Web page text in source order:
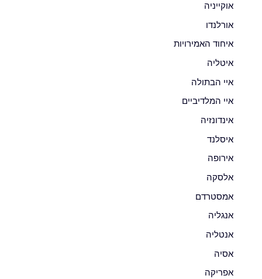
אוקייניה
אורלנדו
איחוד האמירויות
איטליה
איי הבתולה
איי המלדיביים
אינדונזיה
איסלנד
אירופה
אלסקה
אמסטרדם
אנגליה
אנטליה
אסיה
אפריקה